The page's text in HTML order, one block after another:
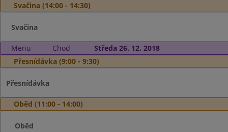
Svačina (14:00 - 14:30)
Svačina
Menu Chod
Středa 26. 12. 2018
Přesnídávka (9:00 - 9:30)
Přesnídávka
Oběd (11:00 - 14:00)
Oběd